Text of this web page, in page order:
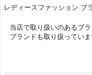
レディースファッション ブ
当店で取り扱いのあるブ
ブランドも取り扱っていま